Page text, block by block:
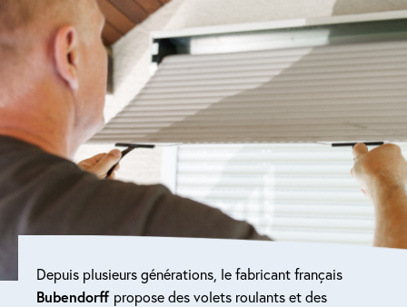
Réparation porte de garage
Modernisation et domotique
Centralisation volets roulants
Motoriser un volet roulant
Prestations ad-hoc
Nous recrutons
Depuis plusieurs générations, le fabricant français
Bubendorff propose des volets roulants et des